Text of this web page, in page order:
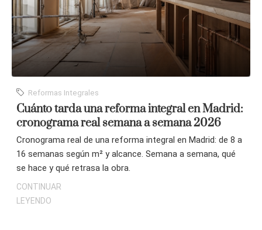
Reformas Integrales
Cuánto tarda una reforma integral en Madrid:
cronograma real semana a semana 2026
Cronograma real de una reforma integral en Madrid: de 8 a
16 semanas según m² y alcance. Semana a semana, qué
se hace y qué retrasa la obra.